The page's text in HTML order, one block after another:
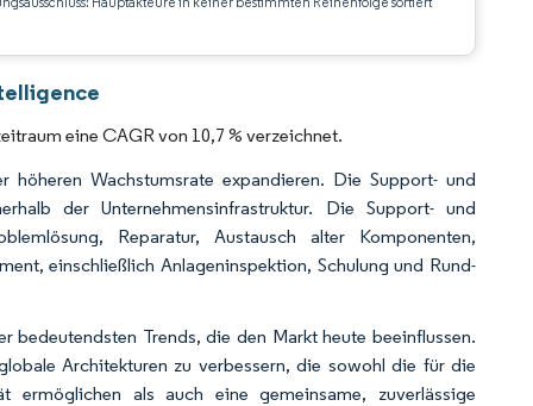
BY 4.0.
eine CAGR von 10,7 % verzeichnet.
Wachstumsrate expandieren. Die Support- und
der Unternehmensinfrastruktur. Die Support- und
Reparatur, Austausch alter Komponenten,
einschließlich Anlageninspektion, Schulung und Rund-
bedeutendsten Trends, die den Markt heute beeinflussen.
Architekturen zu verbessern, die sowohl die für die
ermöglichen als auch eine gemeinsame, zuverlässige